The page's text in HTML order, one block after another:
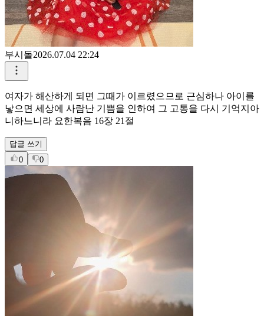
부시돌2026.07.04 22:24
여자가 해산하게 되면 그때가 이르렸으므로 근심하나 아이를
낳으면 세상에 사람난 기쁨을 인하여 그 고통을 다시 기억지아
니하느니라 요한복음 16장 21절
답글 쓰기
0
0